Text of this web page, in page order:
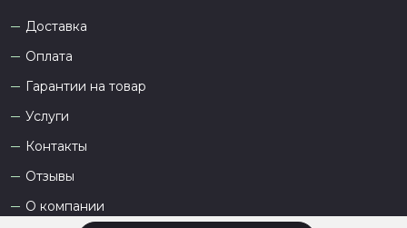
Доставка
Оплата
Гарантии на товар
Услуги
Контакты
Отзывы
О компании